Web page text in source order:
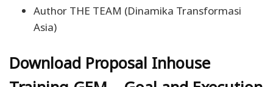
Author THE TEAM (Dinamika Transformasi
Asia)
Download Proposal Inhouse